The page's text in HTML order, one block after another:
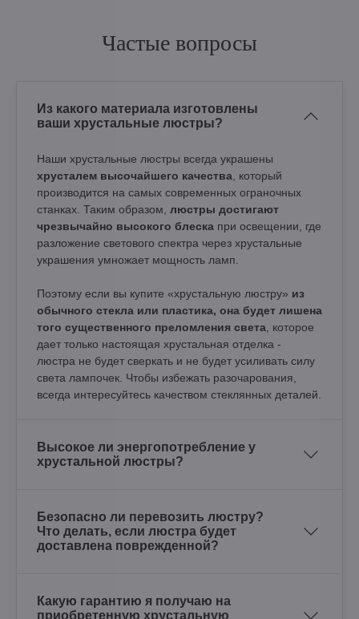
Частые вопросы
Из какого материала изготовлены
ваши хрустальные люстры?
Наши хрустальные люстры всегда украшены
хрусталем высочайшего качества , который
производится на самых современных ограночных
станках. Таким образом, люстры достигают
чрезвычайно высокого блеска при освещении, где
разложение светового спектра через хрустальные
украшения умножает мощность ламп.
Поэтому если вы купите «хрустальную люстру» из
обычного стекла или пластика, она будет лишена
того существенного преломления света , которое
дает только настоящая хрустальная отделка -
люстра не будет сверкать и не будет усиливать силу
света лампочек. Чтобы избежать разочарования,
всегда интересуйтесь качеством стеклянных деталей.
Высокое ли энергопотребление у
хрустальной люстры?
Безопасно ли перевозить люстру?
Что делать, если люстра будет
доставлена поврежденной?
Какую гарантию я получаю на
приобретенную хрустальную